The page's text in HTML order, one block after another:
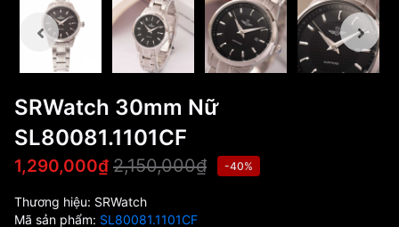
SRWatch 30mm Nữ
SL80081.1101CF
1,290,000₫ 2,150,000₫ -40%
Thương hiệu: SRWatch
Mã sản phẩm: SL80081.1101CF